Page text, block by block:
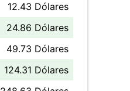
12.43 Dólares
24.86 Dólares
49.73 Dólares
124.31 Dólares